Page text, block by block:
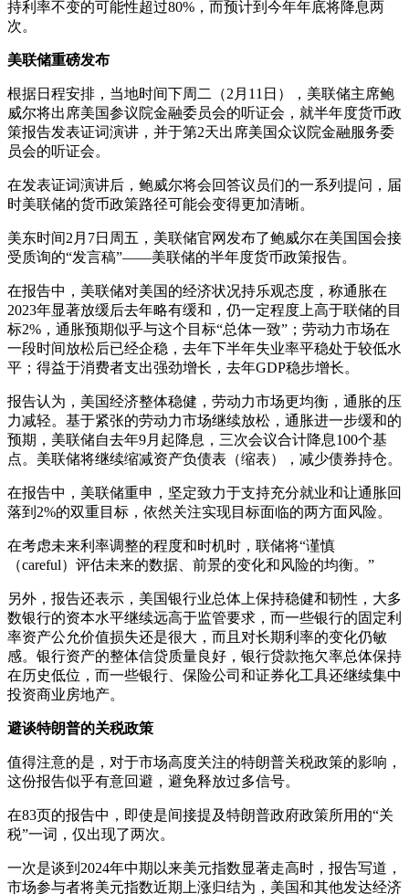
持利率不变的可能性超过80%，而预计到今年年底将降息两
次。
美联储重磅发布
根据日程安排，当地时间下周二（2月11日），美联储主席鲍
威尔将出席美国参议院金融委员会的听证会，就半年度货币政
策报告发表证词演讲，并于第2天出席美国众议院金融服务委
员会的听证会。
在发表证词演讲后，鲍威尔将会回答议员们的一系列提问，届
时美联储的货币政策路径可能会变得更加清晰。
美东时间2月7日周五，美联储官网发布了鲍威尔在美国国会接
受质询的“发言稿”——美联储的半年度货币政策报告。
在报告中，美联储对美国的经济状况持乐观态度，称通胀在
2023年显著放缓后去年略有缓和，仍一定程度上高于联储的目
标2%，通胀预期似乎与这个目标“总体一致”；劳动力市场在
一段时间放松后已经企稳，去年下半年失业率平稳处于较低水
平；得益于消费者支出强劲增长，去年GDP稳步增长。
报告认为，美国经济整体稳健，劳动力市场更均衡，通胀的压
力减轻。基于紧张的劳动力市场继续放松，通胀进一步缓和的
预期，美联储自去年9月起降息，三次会议合计降息100个基
点。美联储将继续缩减资产负债表（缩表），减少债券持仓。
在报告中，美联储重申，坚定致力于支持充分就业和让通胀回
落到2%的双重目标，依然关注实现目标面临的两方面风险。
在考虑未来利率调整的程度和时机时，联储将“谨慎
（careful）评估未来的数据、前景的变化和风险的均衡。”
另外，报告还表示，美国银行业总体上保持稳健和韧性，大多
数银行的资本水平继续远高于监管要求，而一些银行的固定利
率资产公允价值损失还是很大，而且对长期利率的变化仍敏
感。银行资产的整体信贷质量良好，银行贷款拖欠率总体保持
在历史低位，而一些银行、保险公司和证券化工具还继续集中
投资商业房地产。
避谈特朗普的关税政策
值得注意的是，对于市场高度关注的特朗普关税政策的影响，
这份报告似乎有意回避，避免释放过多信号。
在83页的报告中，即使是间接提及特朗普政府政策所用的“关
税”一词，仅出现了两次。
一次是谈到2024年中期以来美元指数显著走高时，报告写道，
市场参与者将美元指数近期上涨归结为，美国和其他发达经济